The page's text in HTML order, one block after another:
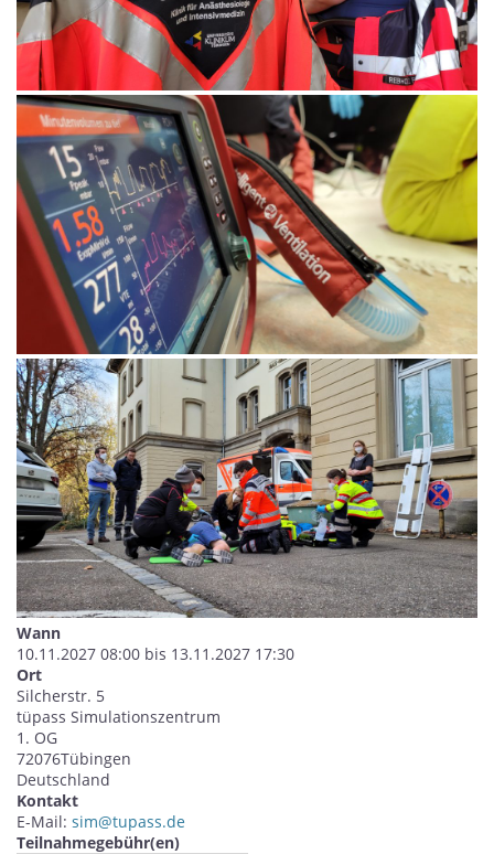
Wann
10.11.2027 08:00 bis 13.11.2027 17:30
Ort
Silcherstr. 5
tüpass Simulationszentrum
1. OG
72076Tübingen
Deutschland
Kontakt
E-Mail: sim@tupass.de
Teilnahmegebühr(en)